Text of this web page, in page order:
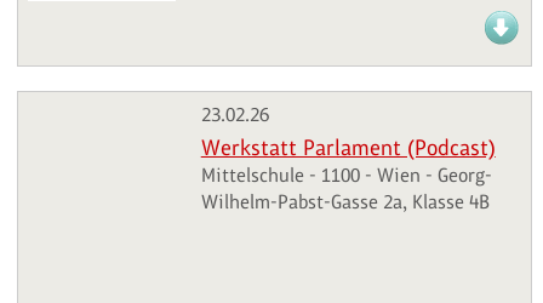
23.02.26
Werkstatt Parlament (Podcast)
Mittelschule - 1100 - Wien - Georg-
Wilhelm-Pabst-Gasse 2a, Klasse 4B